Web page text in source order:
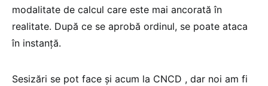
modalitate de calcul care este mai ancorată în
realitate. După ce se aprobă ordinul, se poate ataca
în instanță.
Sesizări se pot face și acum la CNCD , dar noi am fi